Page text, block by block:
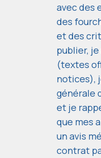
avec des
des
et des
publier,
(textes
notices),
générale
et je
que mes
un avis
contrat